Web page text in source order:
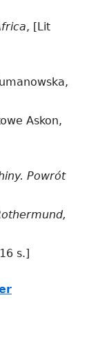
, [Lit
Askon,
Powrót
s.]
Strona